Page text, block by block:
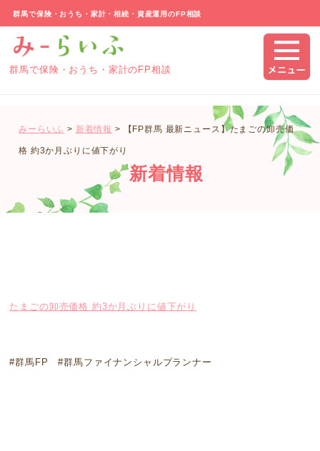
群馬で保険・おうち・家計・相続・資産運用のFP相談
群馬で保険・おうち・家計のFP相談
みーらいふ > 新着情報 > 【FP群馬 最新ニュース】たまごの卸売価
格 約3か月ぶりに値下がり
新着情報
たまごの卸売価格 約3か月ぶりに値下がり
#群馬FP #群馬ファイナンシャルプランナー